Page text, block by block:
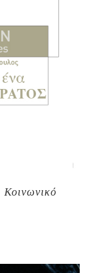
Κοινωνικό